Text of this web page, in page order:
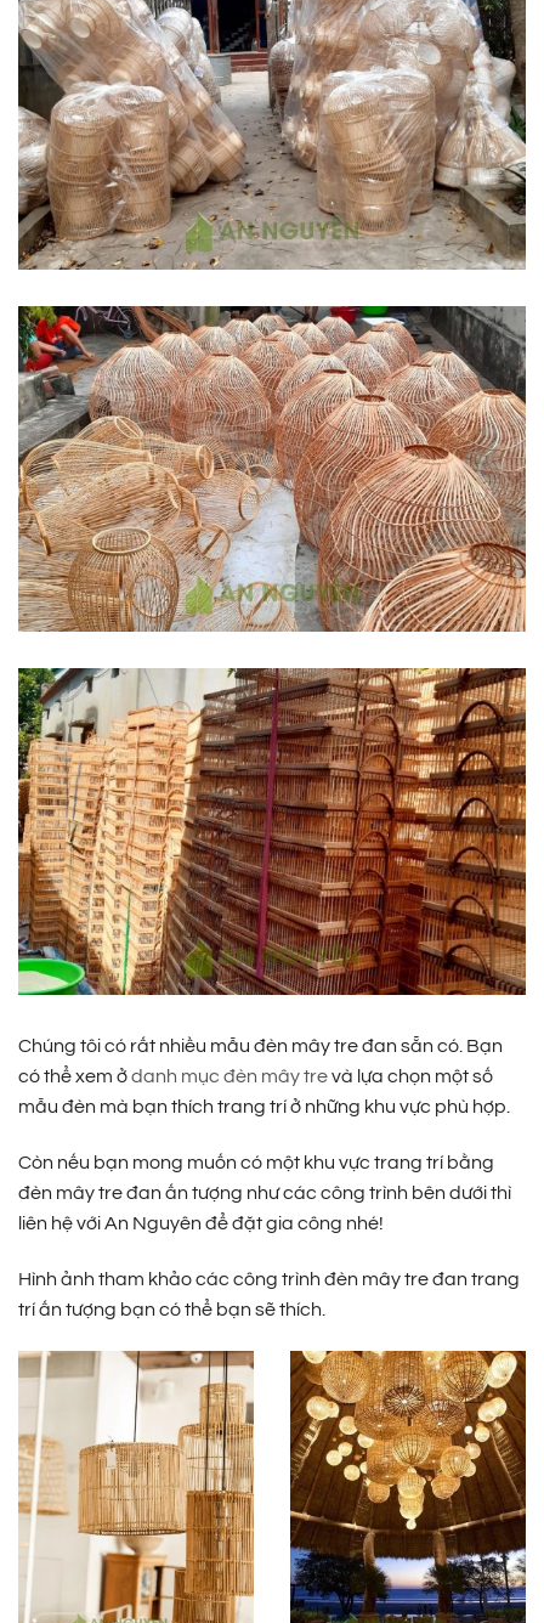
Chúng tôi có rất nhiều mẫu đèn mây tre đan sẵn có. Bạn
có thể xem ởdanh mục đèn mây trevà lựa chọn một số
mẫu đèn mà bạn thích trang trí ở những khu vực phù hợp.
Còn nếu bạn mong muốn có một khu vực trang trí bằng
đèn mây tre đan ấn tượng như các công trình bên dưới thì
liên hệ với An Nguyên để đặt gia công nhé!
Hình ảnh tham khảo các công trình đèn mây tre đan trang
trí ấn tượng bạn có thể bạn sẽ thích.